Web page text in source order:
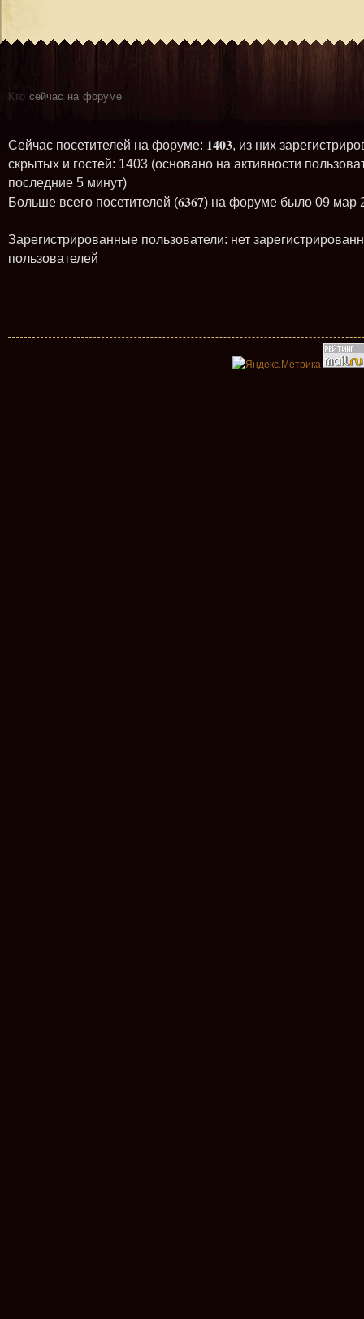
Кто сейчас на форуме
Сейчас посетителей на форуме: 1403, из них
скрытых и гостей: 1403 (основано на активности
последние 5 минут)
Больше всего посетителей (6367) на форуме было 09 мар
Зарегистрированные пользователи: нет
пользователей